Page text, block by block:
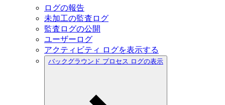
ログの報告
未加工の監査ログ
監査ログの公開
ユーザーログ
アクティビティ ログを表示する
バックグラウンド プロセス ログの表示